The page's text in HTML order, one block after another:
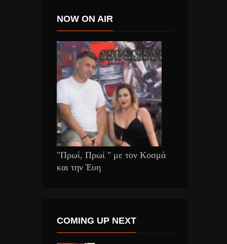
NOW ON AIR
"Πρωί, Πρωί " με τον Κοσμά
και την Έυη
COMING UP NEXT